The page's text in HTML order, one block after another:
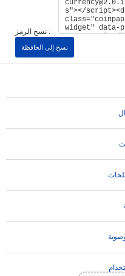
نسخ الرمز :
نسخ إلى الحافظة